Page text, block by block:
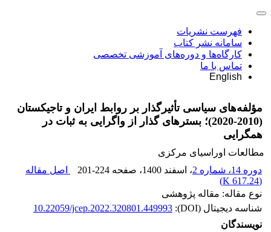
فهرست نشریات
سامانه نشر کتاب
کارگاه‌ها و دوره‌های آموزشی تخصصی
تماس با ما
English
مؤلفه‌های سیاسی تأثیرگذار بر روابط ایران و تاجیکستان
(2010-2020)؛ بسترهای گذار از واگرایی به ثبات در
همگرایی
مطالعات اوراسیای مرکزی
دوره 14، شماره 2
، اسفند 1400 ، صفحه 201-224
اصل مقاله
(
617.24 K
)
نوع مقاله: مقاله پژوهشی
شناسه دیجیتال (DOI):
10.22059/jcep.2022.320801.449993
نویسندگان